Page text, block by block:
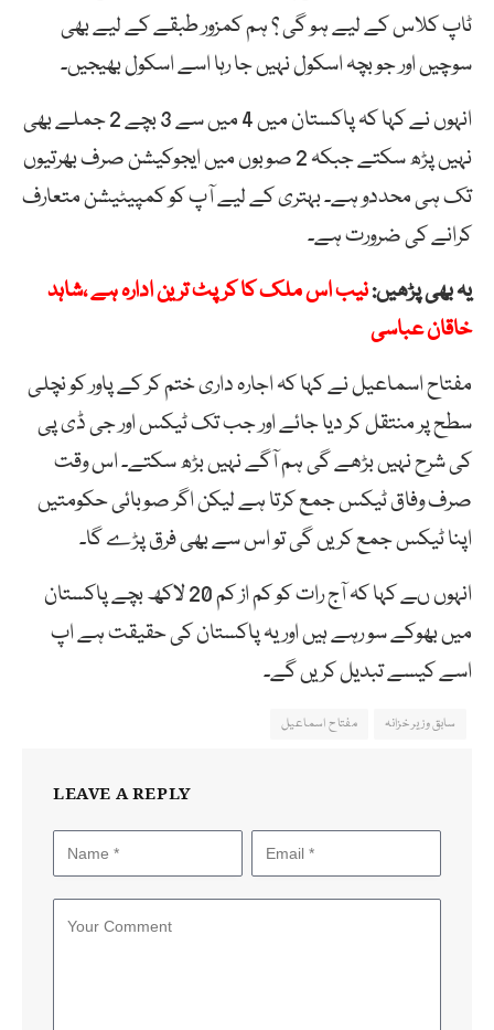
ٹاپ کلاس کے لیے ہو گی ؟ ہم کمزور طبقے کے لیے بھی
سوچیں اور جو بچہ اسکول نہیں جا رہا اسے اسکول بھیجیں۔
انہوں نے کہا کہ پاکستان میں 4 میں سے 3 بچے 2 جملے بھی
نہیں پڑھ سکتے جبکہ 2 صوبوں میں ایجوکیشن صرف بھرتیوں
تک ہی محددو ہے۔ بہتری کے لیے آپ کو کمپیٹیشن متعارف
کرانے کی ضرورت ہے۔
یہ بھی پڑھیں:نیب اس ملک کا کرپٹ ترین ادارہ ہے ،شاہد
خاقان عباسی
مفتاح اسماعیل نے کہا کہ اجارہ داری ختم کر کے پاور کو نچلی
سطح پر منتقل کر دیا جائے اور جب تک ٹیکس اور جی ڈی پی
کی شرح نہیں بڑھے گی ہم آگے نہیں بڑھ سکتے۔ اس وقت
صرف وفاق ٹیکس جمع کرتا ہے لیکن اگر صوبائی حکومتیں
اپنا ٹیکس جمع کریں گی تو اس سے بھی فرق پڑے گا۔
انہوں ںے کہا کہ آج رات کو کم از کم 20 لاکھ بچے پاکستان
میں بھوکے سو رہے ہیں اور یہ پاکستان کی حقیقت ہے اپ
اسے کیسے تبدیل کریں گے۔
سابق وزیر خزانہ مفتاح اسماعیل
LEAVE A REPLY